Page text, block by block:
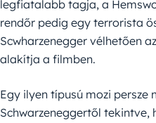
legfiatalabb tagja, a
rendőr pedig egy terrorista
Scwharzenegger vélhetően
alakítja a filmben.
Egy ilyen típusú mozi persze
Schwarzeneggertől tekintve,